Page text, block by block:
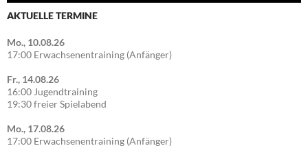
AKTUELLE TERMINE
Mo., 10.08.26
17:00 Erwachsenentraining (Anfänger)
Fr., 14.08.26
16:00 Jugendtraining
19:30 freier Spielabend
Mo., 17.08.26
17:00 Erwachsenentraining (Anfänger)